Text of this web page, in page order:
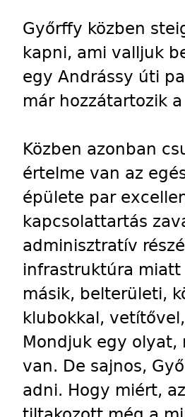
Győrffy közben
kapni, ami valljuk
egy Andrássy úti
már hozzátartozik
Közben azonban
értelme van az
épülete par
kapcsolattartás
adminisztratív
infrastruktúra miatt
másik, belterületi,
klubokkal,
Mondjuk egy olyat,
van. De sajnos,
adni. Hogy miért,